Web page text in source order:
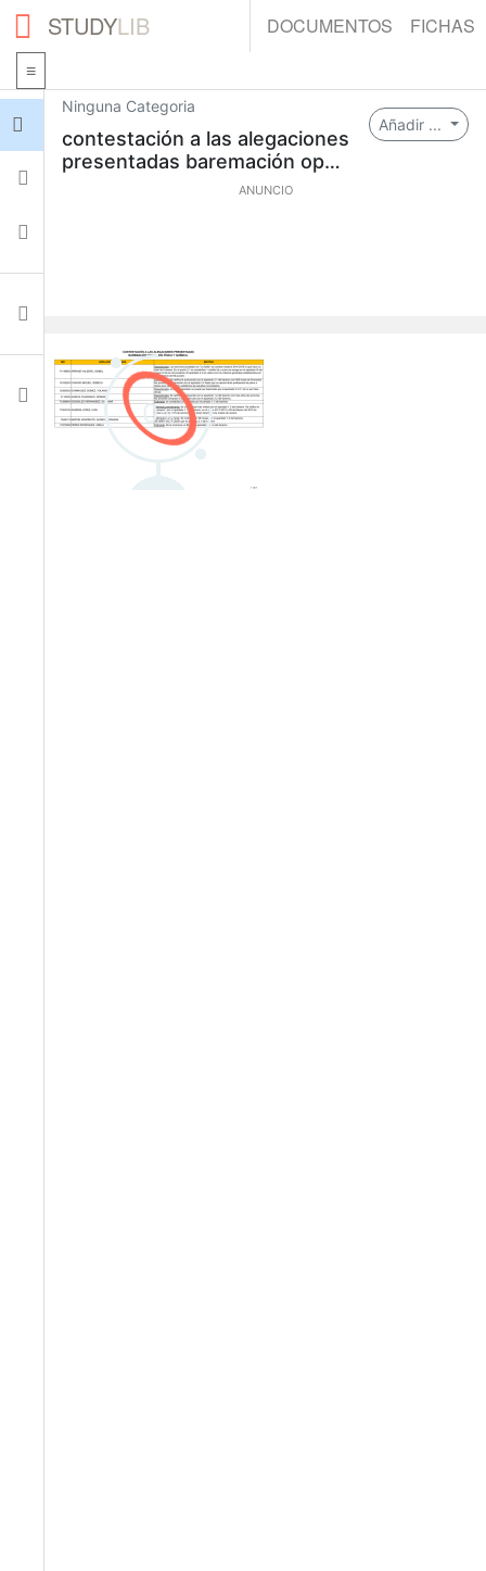
STUDYLIB DOCUMENTOS FICHAS
Fichas
Ajustes
Añadir ...
Ninguna Categoria
contestación a las alegaciones
presentadas baremación oposi
ANUNCIO
0